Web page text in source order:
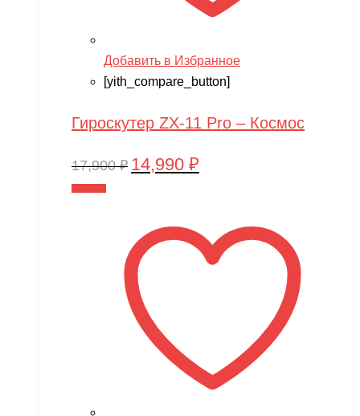
Добавить в Избранное
[yith_compare_button]
Гироскутер ZX-11 Pro – Космос
17,900₽ Первоначальная
17,900 ₽.
14,990 ₽